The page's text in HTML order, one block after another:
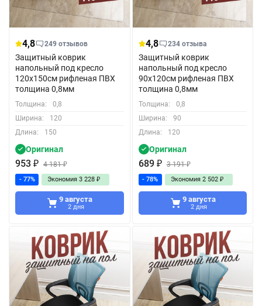
4,8 249 отзывов
Защитный коврик
напольный под кресло
120x150см рифленая ПВХ
толщина 0,8мм
Толщина:
0,8
Ширина:
120
Длина:
150
Оригинал
953 ₽ 4 181₽
- 77% Экономия 3 228 ₽
9 августа
2 дня
4,8 234 отзыва
Защитный коврик
напольный под кресло
90x120см рифленая ПВХ
толщина 0,8мм
Толщина:
0,8
Ширина:
90
Длина:
120
Оригинал
689 ₽ 3 191₽
- 78% Экономия 2 502 ₽
9 августа
2 дня